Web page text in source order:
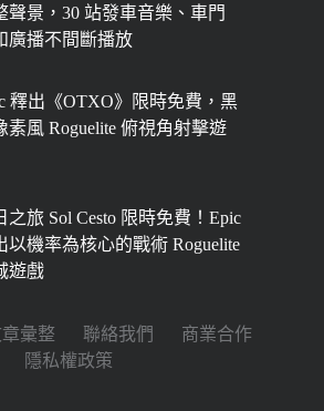
聲景，30 站發車音樂、車門
廣播不間斷播放
釋出《OTXO》限時免費，黑
素風 Roguelite 俯視角射擊遊
之旅 Sol Cesto 限時免費！Epic
以機率為核心的戰術 Roguelite
遊戲
彙整 聯絡我們
商業合作
隱私權政策